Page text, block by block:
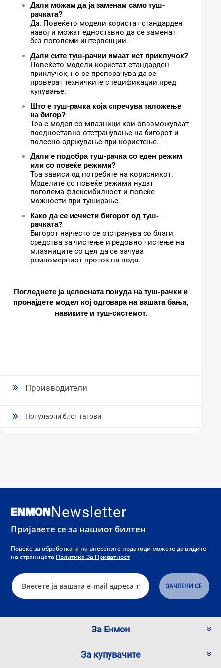
Дали можам да ја заменам само туш-
рачката?
Да. Повеќето модели користат стандарден
навој и можат едноставно да се заменат
без поголеми интервенции.
Дали сите туш-рачки имаат ист приклучок?
Повеќето модели користат стандарден
приклучок, но се препорачува да се
проверат техничките спецификации пред
купување.
Што е туш-рачка која спречува таложење
на бигор?
Тоа е модел со млазници кои овозможуваат
поедноставно отстранување на бигорот и
полесно одржување при користење.
Дали е подобра туш-рачка со еден режим
или со повеќе режими?
Тоа зависи од потребите на корисникот.
Моделите со повеќе режими нудат
поголема флексибилност и повеќе
можности при туширање.
Како да се исчисти бигорот од туш-
рачката?
Бигорот најчесто се отстранува со благи
средства за чистење и редовно чистење на
млазниците со цел да се зачува
рамномерниот проток на вода.
Погледнете ја целосната понуда на туш-рачки и
пронајдете модел кој одговара на вашата бања,
навиките и туш-системот.
Производители
Популарни блог тагови
Newsletter
Пријавете се за нашиот билтен
Повеќе за обработката на внесените податоци можете да видите
на страницата Политика За Приватност
За Енмон
За купувачите